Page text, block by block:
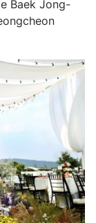
AI
Baek Jong-